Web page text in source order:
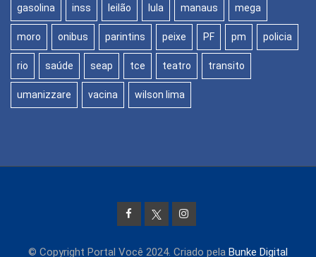
gasolina inss leilão lula manaus mega
moro onibus parintins peixe PF pm policia
rio saúde seap tce teatro transito
umanizzare vacina wilson lima
© Copyright Portal Você 2024. Criado pela Bunke Digital